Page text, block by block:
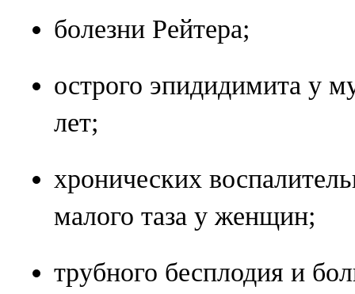
болезни Рейтера;
острого эпидидимита у
лет;
хронических
малого таза у женщин;
трубного бесплодия и